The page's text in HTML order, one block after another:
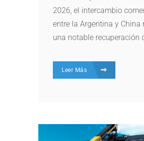
2026, el intercambio
entre la Argentina y China
una notable recuperación
Leer Más